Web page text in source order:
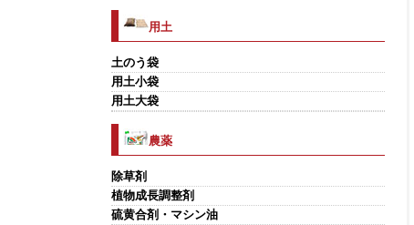
用土
土のう袋
用土小袋
用土大袋
農薬
除草剤
植物成長調整剤
硫黄合剤・マシン油